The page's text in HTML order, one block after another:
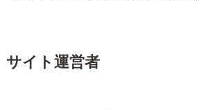
サイト運営者